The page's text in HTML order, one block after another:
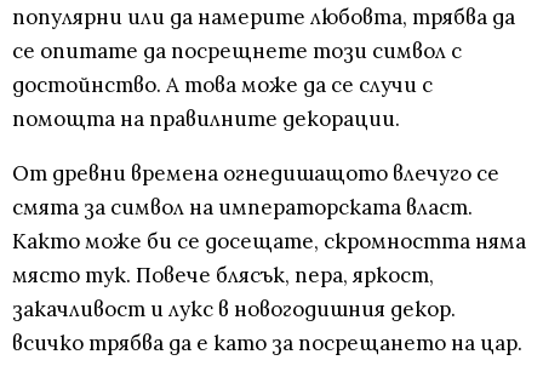
популярни или да намерите любовта, трябва да
се опитате да посрещнете този символ с
достойнство. А това може да се случи с
помощта на правилните декорации.
От древни времена огнедишащото влечуго се
смята за символ на императорската власт.
Както може би се досещате, скромността няма
място тук. Повече блясък, пера, яркост,
закачливост и лукс в новогодишния декор.
всичко трябва да е като за посрещането на цар.